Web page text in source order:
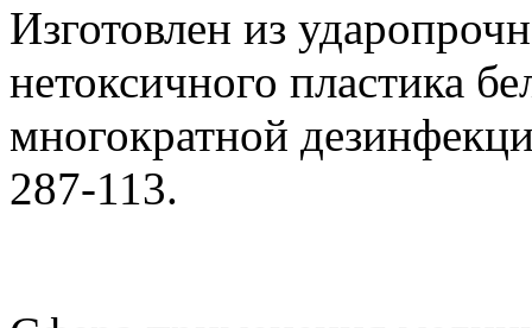
Изготовлен из
нетоксичного пластика
многократной
287-113.